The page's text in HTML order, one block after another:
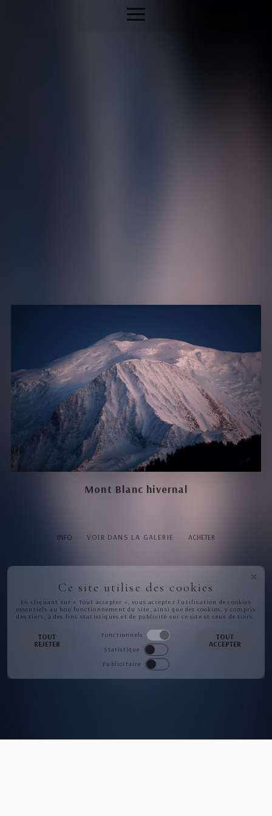
Mont Blanc hivernal
INFO VOIR DANS LA GALERIE ACHETER
Ce site utilise des cookies
En cliquant sur « Tout accepter », vous acceptez l’utilisation de cookies
essentiels au bon fonctionnement du site, ainsi que des cookies, y compris
des tiers, à des fins statistiques et de publicité sur ce site et ceux de tiers.
TOUT
REJETER
Fonctionnels
Statistique
Publicitaire
TOUT
ACCEPTER